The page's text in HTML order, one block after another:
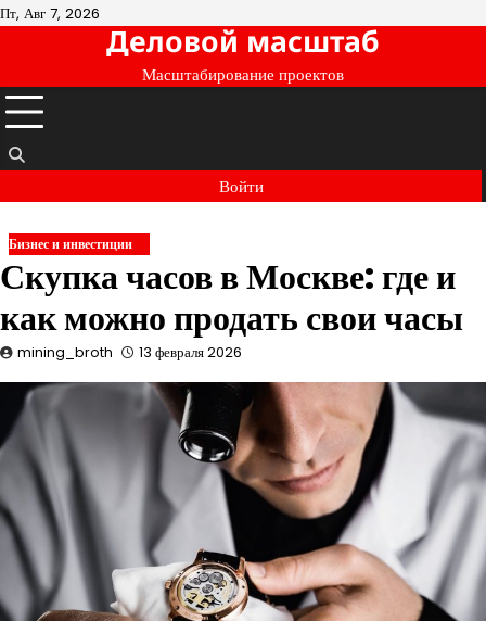
Перейти
Пт, Авг 7, 2026
Деловой масштаб
Масштабирование проектов
Войти
Бизнес и инвестиции
Скупка часов в Москве: где и
как можно продать свои часы
mining_broth 13 февраля 2026